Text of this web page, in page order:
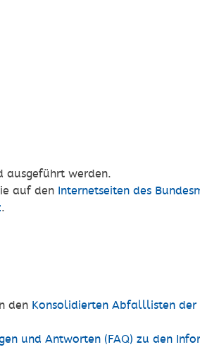
werden.
auf den Internetseiten des
.
den Konsolidierten Abfalllisten
und Antworten (FAQ) zu den